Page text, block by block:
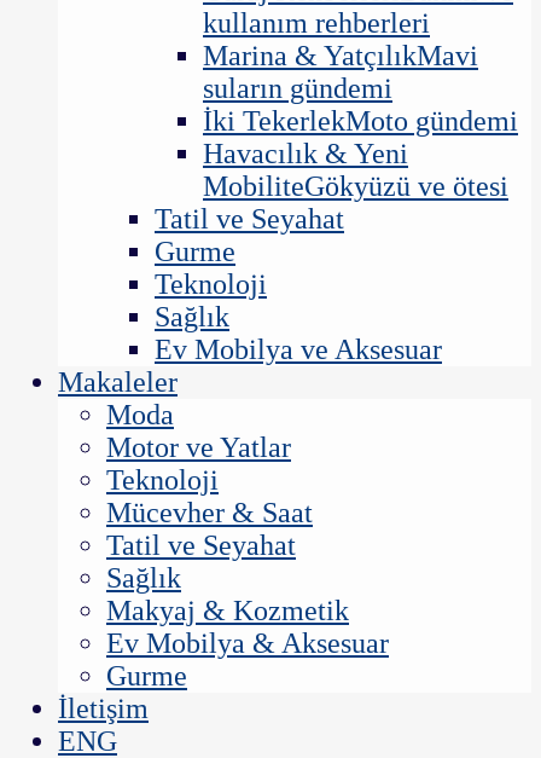
kullanım rehberleri
Marina & YatçılıkMavi
suların gündemi
İki TekerlekMoto gündemi
Havacılık & Yeni
MobiliteGökyüzü ve ötesi
Tatil ve Seyahat
Gurme
Teknoloji
Sağlık
Ev Mobilya ve Aksesuar
Makaleler
Moda
Motor ve Yatlar
Teknoloji
Mücevher & Saat
Tatil ve Seyahat
Sağlık
Makyaj & Kozmetik
Ev Mobilya & Aksesuar
Gurme
İletişim
ENG